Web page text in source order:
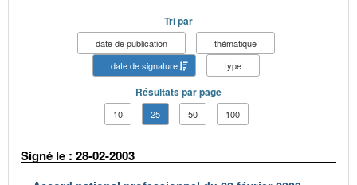
Tri par
date de publication
thématique
date de signature
type
Résultats par page
10 25 50 100
Signé le : 28-02-2003